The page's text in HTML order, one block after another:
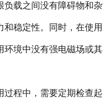
负载之间没有障碍物和杂
稳定性。同时，在使用
环境中没有强电磁场或其
程中，需要定期检查起